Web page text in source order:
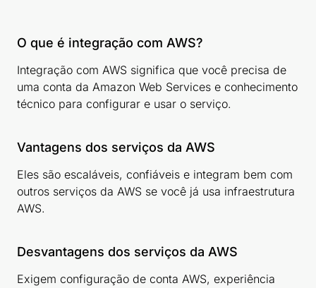
O que é integração com AWS?
Integração com AWS significa que você precisa de
uma conta da Amazon Web Services e conhecimento
técnico para configurar e usar o serviço.
Vantagens dos serviços da AWS
Eles são escaláveis, confiáveis e integram bem com
outros serviços da AWS se você já usa infraestrutura
AWS.
Desvantagens dos serviços da AWS
Exigem configuração de conta AWS, experiência